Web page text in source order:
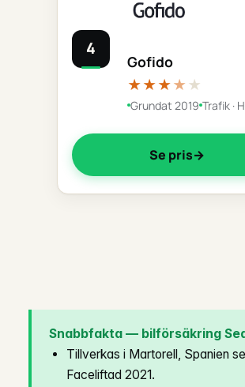
4
Gofido
★★★★★
Grundat 2019 Trafik ·
Se pris
Snabbfakta — bilförsäkring
Tillverkas i Martorell, Spanien
Faceliftad 2021.